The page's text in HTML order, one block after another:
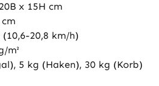
x 15H cm
20,8 km/h)
m²
5 kg (Haken), 30 kg (Korb)